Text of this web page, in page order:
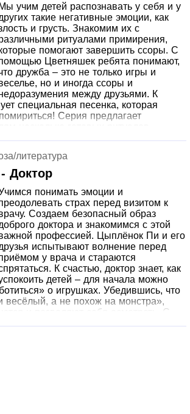
Мы учим детей распознавать у себя и у
такие негативные эмоции, как
и грусть. Знакомим их с
ритуалами примирения,
помогают завершить ссоры. С
Цветняшек ребята понимают,
дружба – это не только игры и
но и иногда ссоры и
между друзьями. К
специальная песенка, которая
Серия предлагает
мириться и предлагайте
ситуациях.
литература
Доктор
понимать эмоции и
страх перед визитом к
Создаем безопасный образ
доктора и знакомимся с этой
профессией. Цыплёнок Пи и его
испытывают волнение перед
у врача и стараются
К счастью, доктор знает, как
детей – для начала можно
о игрушках. Убедившись, что
весёлый, а не похож на монстра»,
и позволяют себя осмотреть. С